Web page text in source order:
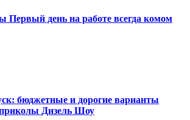
Первый день на работе всегда комом
бюджетные и дорогие варианты
Дизель Шоу